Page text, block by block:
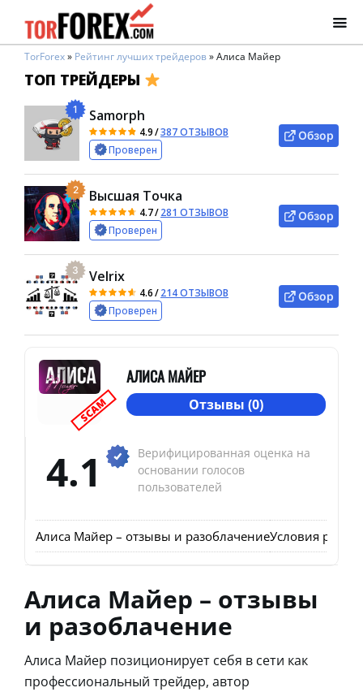
TorForex» Рейтинг лучших трейдеров»Алиса Майер
ТОП ТРЕЙДЕРЫ
1 Samorph
4.9/387 ОТЗЫВОВ
Проверен
Обзор
2 Высшая Точка
4.7/281 ОТЗЫВОВ
Проверен
Обзор
3 Velrix
4.6/214 ОТЗЫВОВ
Проверен
Обзор
SCAM
АЛИСА МАЙЕР
Отзывы (0)
4.1
Верифицированная оценка на
основании голосов
пользователей
Алиса Майер – отзывы и разоблачениеУсловия
Алиса Майер – отзывы
и разоблачение
Алиса Майер позиционирует себя в сети как
профессиональный трейдер, автор